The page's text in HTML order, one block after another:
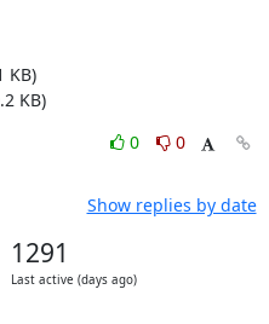
KB)
KB)
0
0
Show replies by date
1291
Last active (days ago)